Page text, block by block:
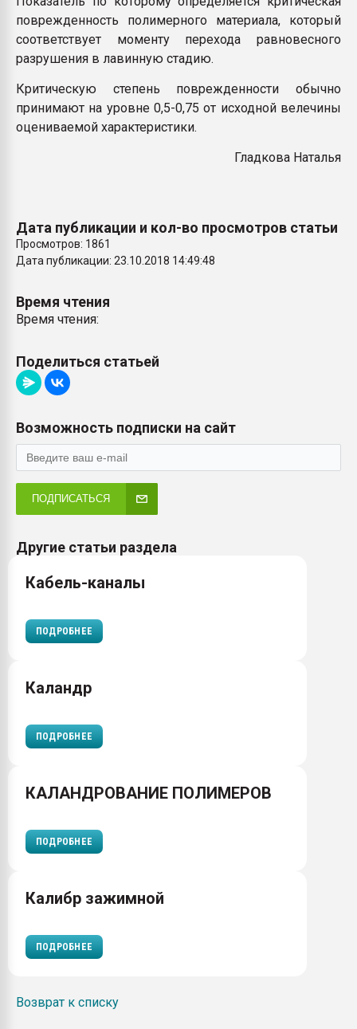
Всё, что касается
бутылок
поврежденность полимерного материала, который
соответствует моменту перехода равновесного
разрушения в лавинную стадию.
Критическую степень поврежденности обычно
принимают на уровне 0,5-0,75 от исходной велечины
оцениваемой характеристики.
Гладкова Наталья
Дата публикации и кол-во просмотров статьи
Просмотров: 1861
Дата публикации: 23.10.2018 14:49:48
Время чтения
Время чтения:
Поделиться статьей
Возможность подписки на сайт
ПОДПИСАТЬСЯ
Другие статьи раздела
Кабель-каналы
ПОДРОБНЕЕ
Каландр
ПОДРОБНЕЕ
КАЛАНДРОВАНИЕ ПОЛИМЕРОВ
ПОДРОБНЕЕ
Калибр зажимной
ПОДРОБНЕЕ
Возврат к списку